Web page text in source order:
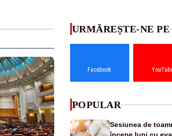
URMĂREȘTE-NE PE
Facebook
POPULAR
Sesiunea de